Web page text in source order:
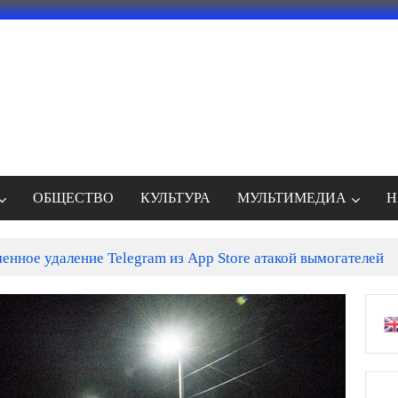
ОБЩЕСТВО КУЛЬТУРА МУЛЬТИМЕДИА
удаление Telegram из App Store атакой вымогателей